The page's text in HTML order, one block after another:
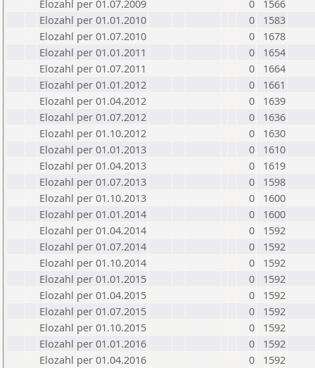
Elozahl per 01.07.2009
0
1566
Elozahl per 01.01.2010
0
1583
Elozahl per 01.07.2010
0
1678
Elozahl per 01.01.2011
0
1654
Elozahl per 01.07.2011
0
1664
Elozahl per 01.01.2012
0
1661
Elozahl per 01.04.2012
0
1639
Elozahl per 01.07.2012
0
1636
Elozahl per 01.10.2012
0
1630
Elozahl per 01.01.2013
0
1610
Elozahl per 01.04.2013
0
1619
Elozahl per 01.07.2013
0
1598
Elozahl per 01.10.2013
0
1600
Elozahl per 01.01.2014
0
1600
Elozahl per 01.04.2014
0
1592
Elozahl per 01.07.2014
0
1592
Elozahl per 01.10.2014
0
1592
Elozahl per 01.01.2015
0
1592
Elozahl per 01.04.2015
0
1592
Elozahl per 01.07.2015
0
1592
Elozahl per 01.10.2015
0
1592
Elozahl per 01.01.2016
0
1592
Elozahl per 01.04.2016
0
1592